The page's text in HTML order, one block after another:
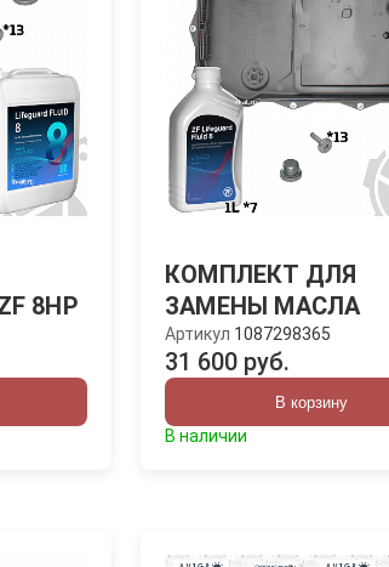
8HP
КОМПЛЕКТ ДЛЯ
ЗАМЕНЫ МАСЛА
Артикул 1087298365
31 600 руб.
В корзину
В наличии